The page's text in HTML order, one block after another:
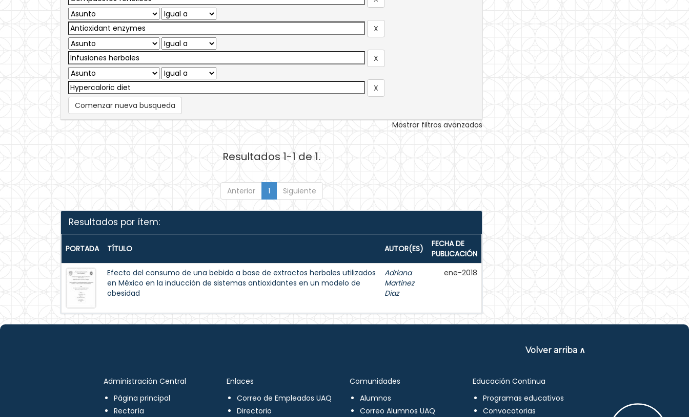
Comenzar nueva busqueda
Mostrar filtros avanzados
Resultados 1-1 de 1.
Anterior 1 Siguiente
Resultados por ítem:
PORTADA TÍTULO AUTOR(ES)
FECHA DE
PUBLICACIÓN
Efecto del consumo de una bebida a base de extractos herbales utilizados
en México en la inducción de sistemas antioxidantes en un modelo de
obesidad
Adriana
Martinez
Diaz
ene-2018
Volver arriba ∧
Administración Central
Página principal
Rectoría
Enlaces
Correo de Empleados UAQ
Directorio
Comunidades
Alumnos
Correo Alumnos UAQ
Educación Continua
Programas educativos
Convocatorias